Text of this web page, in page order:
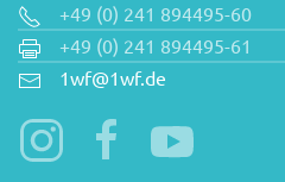
+49 (0) 241 894495-60
+49 (0) 241 894495-61
1wf@1wf.de